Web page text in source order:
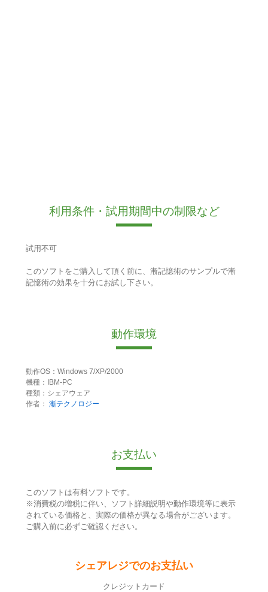
利用条件・試用期間中の制限など
試用不可
このソフトをご購入して頂く前に、漸記憶術のサンプルで漸
記憶術の効果を十分にお試し下さい。
動作環境
動作OS：Windows 7/XP/2000
機種：IBM-PC
種類：シェアウェア
作者： 漸テクノロジー
お支払い
このソフトは有料ソフトです。
※消費税の増税に伴い、ソフト詳細説明や動作環境等に表示
されている価格と、実際の価格が異なる場合がございます。
ご購入前に必ずご確認ください。
シェアレジでのお支払い
クレジットカード